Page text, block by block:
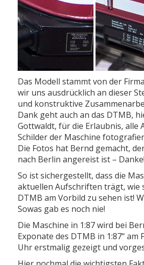
Das Modell stammt von der
wir uns ausdrücklich an dieser
und konstruktive
Dank geht auch an das DTMB,
Gottwaldt, für die Erlaubnis, alle
Schilder der Maschine
Die Fotos hat Bernd gemacht,
nach Berlin angereist ist –
So ist sichergestellt, dass die
aktuellen Aufschriften trägt, wie
DTMB am Vorbild zu sehen ist!
Sowas gab es noch nie!
Die Maschine in 1:87 wird bei
Exponate des DTMB in 1:87“ am
Uhr erstmalig gezeigt und